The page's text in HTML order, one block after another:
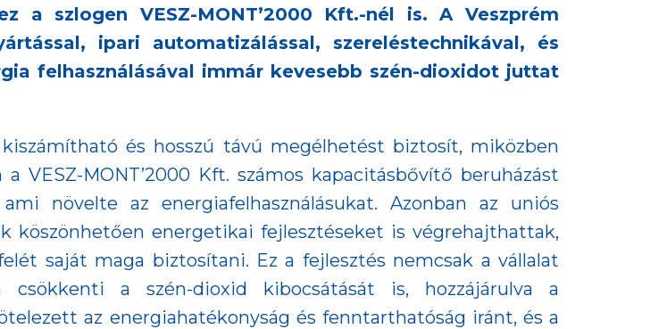
a szlogen VESZ-MONT’2000 Kft.-nél is. A Veszprém
ipari automatizálással, szereléstechnikával, és
felhasználásával immár kevesebb szén-dioxidot juttat
és hosszú távú megélhetést biztosít, miközben
VESZ-MONT’2000 Kft. számos kapacitásbővítő beruházást
növelte az energiafelhasználásukat. Azonban az uniós
köszönhetően energetikai fejlesztéseket is végrehajthattak,
saját maga biztosítani. Ez a fejlesztés nemcsak a vállalat
csökkenti a szén-dioxid kibocsátását is, hozzájárulva a
az energiahatékonyság és fenntarthatóság iránt, és a